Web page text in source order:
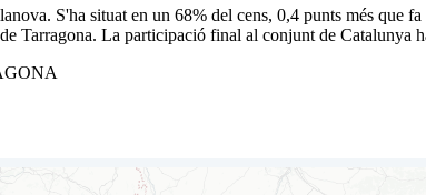
S'ha situat en un 68% del cens, 0,4 punts més que
Tarragona. La participació final al conjunt de Catalunya